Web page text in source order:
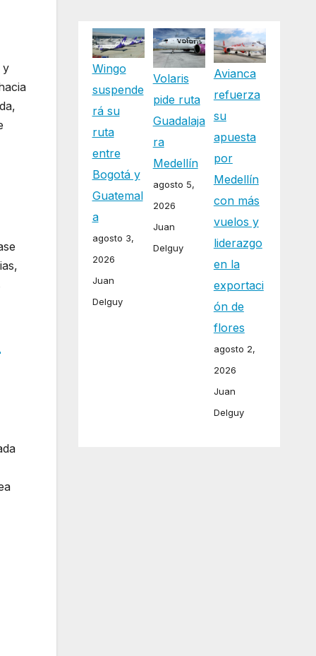
y
Wingo
suspende
rá su
ruta
entre
Bogotá y
Guatemal
a
agosto 3,
2026
Juan
Delguy
Volaris
pide ruta
Guadalaja
ra
Medellín
agosto 5,
2026
Juan
Delguy
Avianca
refuerza
su
apuesta
por
Medellín
con más
vuelos y
liderazgo
en la
exportaci
ón de
flores
agosto 2,
2026
Juan
Delguy